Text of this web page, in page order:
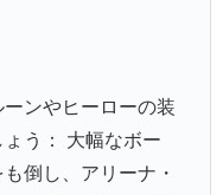
ンやヒーローの装
う： 大幅なボー
倒し、アリーナ・